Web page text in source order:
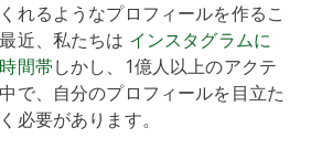
れるようなプロフィールを作るこ
近、私たちは インスタグラムに
間帯しかし、1億人以上のアクテ
で、自分のプロフィールを目立た
必要があります。